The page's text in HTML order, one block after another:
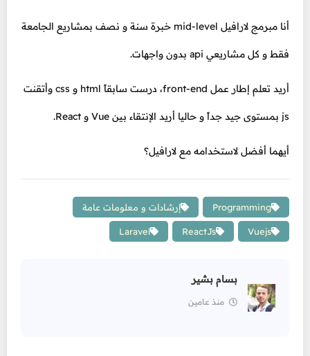
أنا مبرمج لارافيل mid-level خبرة سنة و نصف بمشاريع الجامعة
فقط و كل مشاريعي api بدون واجهات.
أريد تعلم إطار عمل front-end، درست سابقاً html و css وأتقنت
js بمستوى جيد جداً و حاليا أريد الإنتقاء بين Vue و React.
أيهما أفضل لاستخدامه مع لارافيل؟
Programming إرشادات و معلومات عامة
Vuejs
ReactJs
Laravel
بسام بشير
منذ عامين